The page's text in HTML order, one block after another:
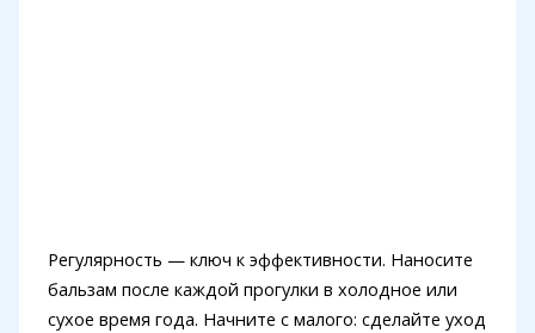
Регулярность — ключ к эффективности. Наносите
бальзам после каждой прогулки в холодное или
сухое время года. Начните с малого: сделайте уход